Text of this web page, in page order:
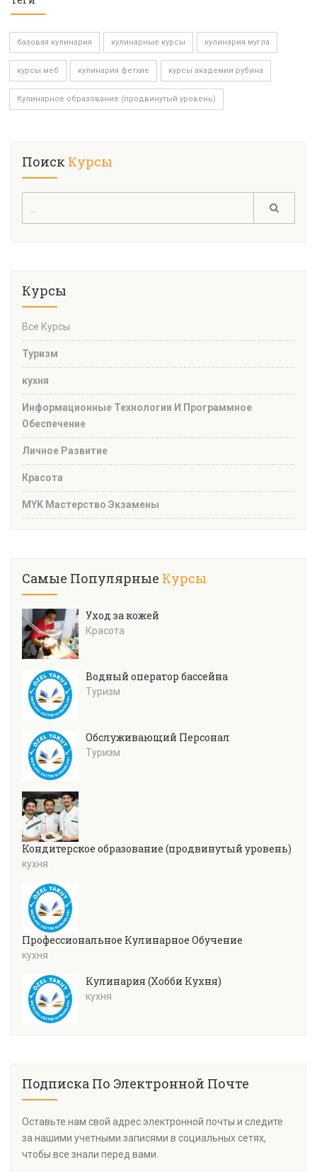
базовая кулинария кулинарные курсы кулинария мугла
курсы меб кулинария фетхие курсы академии рубина
Кулинарное образование (продвинутый уровень)
Поиск Курсы
Курсы
Все Курсы
Туризм
кухня
Информационные Технологии И Программное
Обеспечение
Личное Развитие
Красота
MYK Мастерство Экзамены
Самые Популярные Курсы
Уход за кожей
Красота
Водный оператор бассейна
Туризм
Обслуживающий Персонал
Туризм
Кондитерское образование (продвинутый уровень)
кухня
Профессиональное Кулинарное Обучение
кухня
Кулинария (Хобби Кухня)
кухня
Подписка По Электронной Почте
Оставьте нам свой адрес электронной почты и следите
за нашими учетными записями в социальных сетях,
чтобы все знали перед вами.